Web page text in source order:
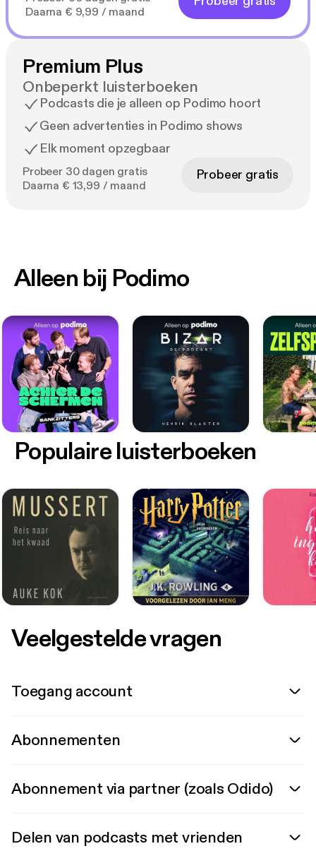
Daarna € 9,99 / maand
Premium Plus
Onbeperkt luisterboeken
Podcasts die je alleen op Podimo hoort
Geen advertenties in Podimo shows
Elk moment opzegbaar
Probeer 30 dagen gratis
Daarna € 13,99 / maand
Probeer gratis
Alleen bij Podimo
Populaire luisterboeken
Veelgestelde vragen
Toegang account
Abonnementen
Abonnement via partner (zoals Odido)
Delen van podcasts met vrienden